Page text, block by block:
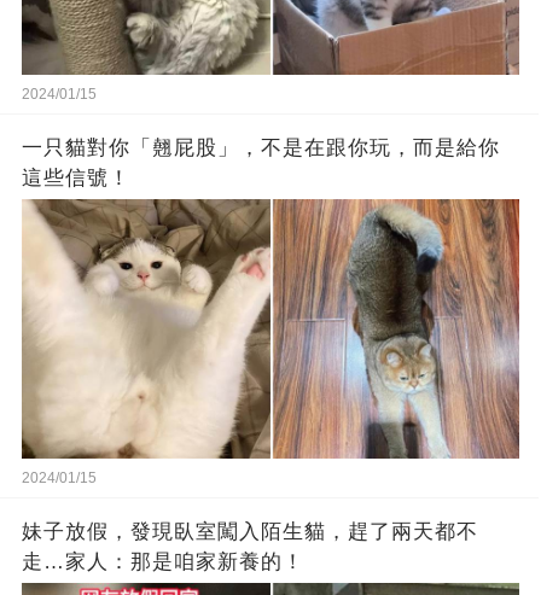
2024/01/15
一只貓對你「翹屁股」，不是在跟你玩，而是給你
這些信號！
2024/01/15
妹子放假，發現臥室闖入陌生貓，趕了兩天都不
走…家人：那是咱家新養的！